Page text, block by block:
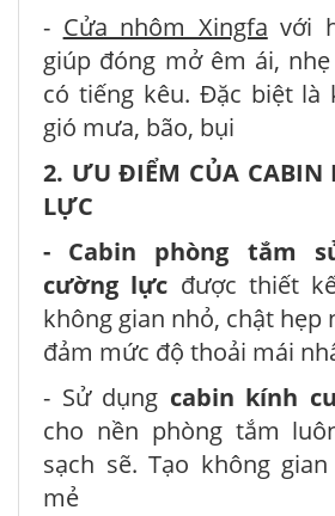
- Cửa nhôm Xingfa với
giúp đóng mở êm ái,
có tiếng kêu. Đặc biệt là
gió mưa, bão, bụi
2. ƯU ĐIỂM CỦA CABIN
LỰC
- Cabin phòng tắm
cường lực được thiết
không gian nhỏ, chật hẹp
đảm mức độ thoải mái
- Sử dụng cabin kính
cho nền phòng tắm
sạch sẽ. Tạo không
mẻ